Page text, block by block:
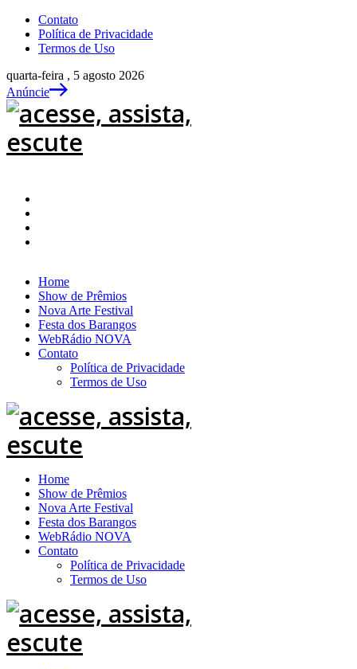
Contato
Política de Privacidade
Termos de Uso
quarta-feira , 5 agosto 2026
Anúncie
Home
Show de Prêmios
Nova Arte Festival
Festa dos Barangos
WebRádio NOVA
Contato
Política de Privacidade
Termos de Uso
Home
Show de Prêmios
Nova Arte Festival
Festa dos Barangos
WebRádio NOVA
Contato
Política de Privacidade
Termos de Uso